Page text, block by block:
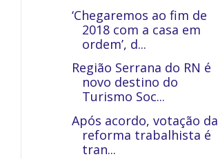
‘Chegaremos ao fim de
2018 com a casa em
ordem’, d...
Região Serrana do RN é
novo destino do
Turismo Soc...
Após acordo, votação da
reforma trabalhista é
tran...